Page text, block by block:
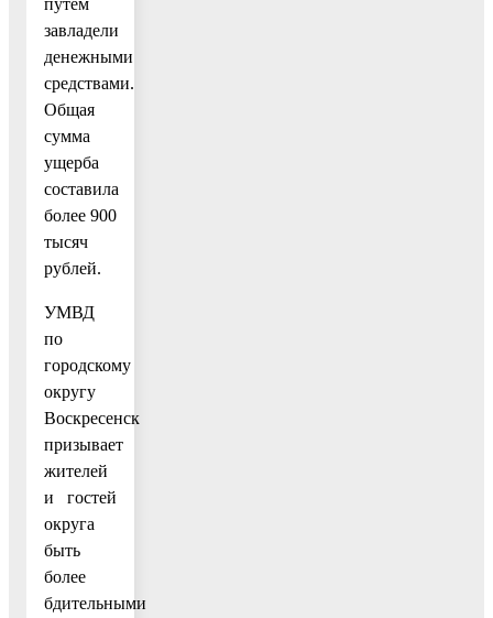
завладели
денежными
средствами.
Общая
сумма
ущерба
составила
более 900
тысяч
рублей.
УМВД
по
городскому
округу
Воскресенск
призывает
жителей
и гостей
округа
быть
более
бдительными